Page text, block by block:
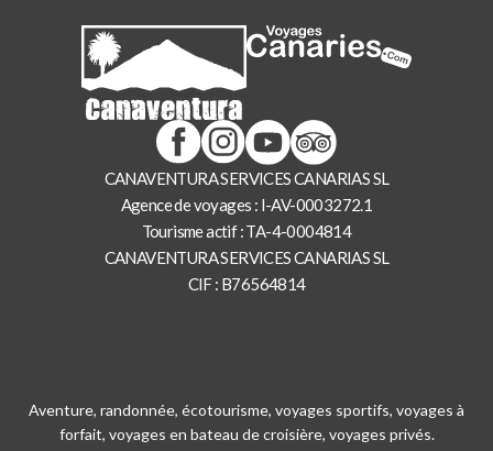
CANAVENTURA SERVICES CANARIAS SL
Agence de voyages : I-AV-0003272.1
Tourisme actif : TA-4-0004814
CANAVENTURA SERVICES CANARIAS SL
CIF : B76564814
Aventure, randonnée, écotourisme, voyages sportifs, voyages à
forfait, voyages en bateau de croisière, voyages privés.